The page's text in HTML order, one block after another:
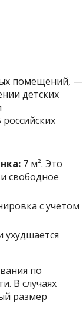
помещений, —
детских
7 м². Это
свободное
с учетом
по
В случаях
размер